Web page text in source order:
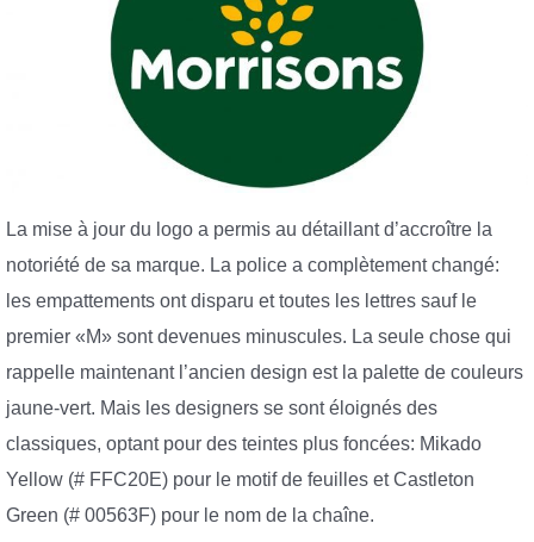
La mise à jour du logo a permis au détaillant d’accroître la
notoriété de sa marque. La police a complètement changé:
les empattements ont disparu et toutes les lettres sauf le
premier «M» sont devenues minuscules. La seule chose qui
rappelle maintenant l’ancien design est la palette de couleurs
jaune-vert. Mais les designers se sont éloignés des
classiques, optant pour des teintes plus foncées: Mikado
Yellow (# FFC20E) pour le motif de feuilles et Castleton
Green (# 00563F) pour le nom de la chaîne.